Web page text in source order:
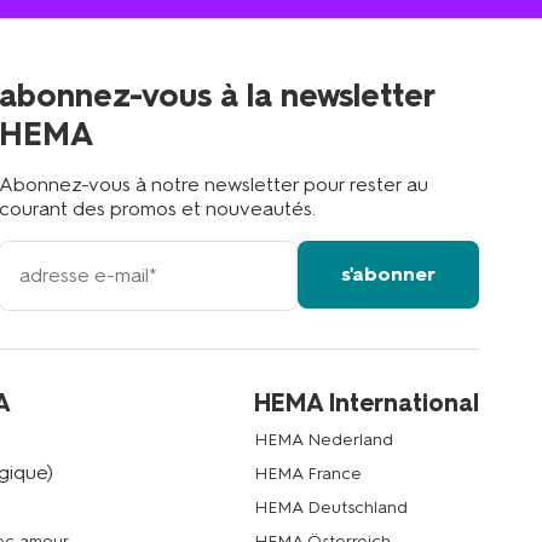
?
abonnez-vous à la newsletter
HEMA
Abonnez-vous à notre newsletter pour rester au
courant des promos et nouveautés.
votre
adresse
s'abonner
HEMA International
HEMA Nederland
HEMA France
HEMA Deutschland